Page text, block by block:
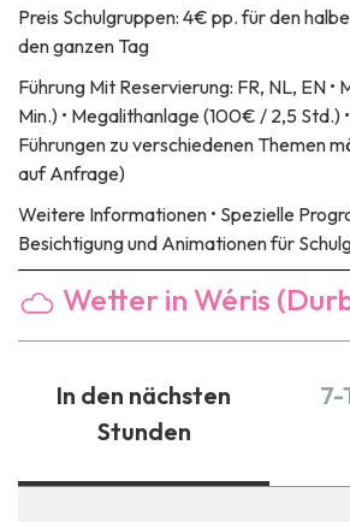
Preis Schulgruppen: 4€ pp. für den
den ganzen Tag
Führung Mit Reservierung: FR, NL, EN
Min.) • Megalithanlage (100€ / 2,5 Std.)
Führungen zu verschiedenen Themen
auf Anfrage)
Weitere Informationen • Spezielle
Besichtigung und Animationen für
Wetter in Wéris
In den nächsten
Stunden
7-